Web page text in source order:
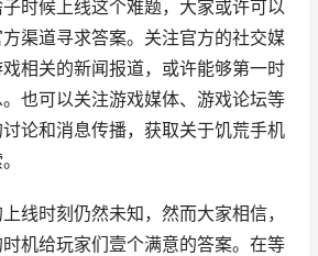
时候上线这个难题，大家或许可以
渠道寻求答案。关注官方的社交媒
相关的新闻报道，或许能够第一时
也可以关注游戏媒体、游戏论坛等
论和消息传播，获取关于饥荒手机
线时刻仍然未知，然而大家相信，
机给玩家们壹个满意的答案。在等